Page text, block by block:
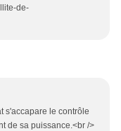
de-
s'accapare le contrôle
de sa puissance.<br />